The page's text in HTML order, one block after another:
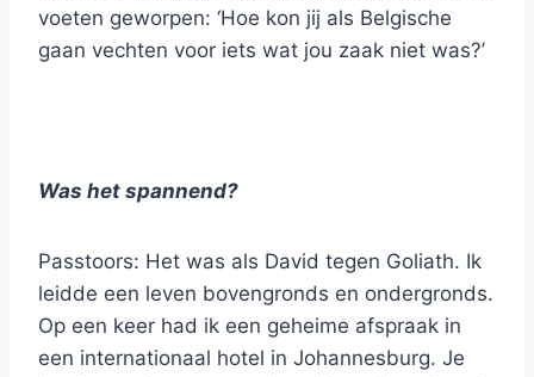
voeten geworpen: ‘Hoe kon jij als Belgische
gaan vechten voor iets wat jou zaak niet was?’
Was het spannend?
Passtoors: Het was als David tegen Goliath. Ik
leidde een leven bovengronds en ondergronds.
Op een keer had ik een geheime afspraak in
een internationaal hotel in Johannesburg. Je